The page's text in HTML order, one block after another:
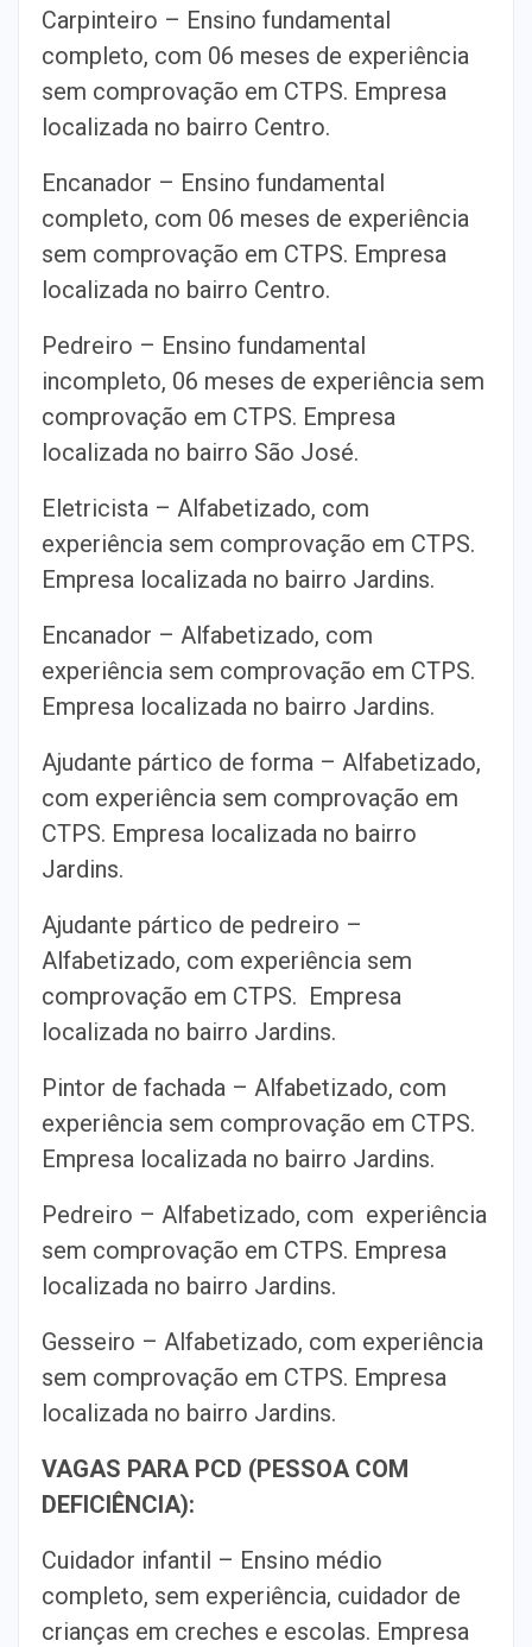
Carpinteiro – Ensino fundamental
completo, com 06 meses de experiência
sem comprovação em CTPS. Empresa
localizada no bairro Centro.
Encanador – Ensino fundamental
completo, com 06 meses de experiência
sem comprovação em CTPS. Empresa
localizada no bairro Centro.
Pedreiro – Ensino fundamental
incompleto, 06 meses de experiência sem
comprovação em CTPS. Empresa
localizada no bairro São José.
Eletricista – Alfabetizado, com
experiência sem comprovação em CTPS.
Empresa localizada no bairro Jardins.
Encanador – Alfabetizado, com
experiência sem comprovação em CTPS.
Empresa localizada no bairro Jardins.
Ajudante pártico de forma – Alfabetizado,
com experiência sem comprovação em
CTPS. Empresa localizada no bairro
Jardins.
Ajudante pártico de pedreiro –
Alfabetizado, com experiência sem
comprovação em CTPS. Empresa
localizada no bairro Jardins.
Pintor de fachada – Alfabetizado, com
experiência sem comprovação em CTPS.
Empresa localizada no bairro Jardins.
Pedreiro – Alfabetizado, com experiência
sem comprovação em CTPS. Empresa
localizada no bairro Jardins.
Gesseiro – Alfabetizado, com experiência
sem comprovação em CTPS. Empresa
localizada no bairro Jardins.
VAGAS PARA PCD (PESSOA COM
DEFICIÊNCIA):
Cuidador infantil – Ensino médio
completo, sem experiência, cuidador de
crianças em creches e escolas. Empresa